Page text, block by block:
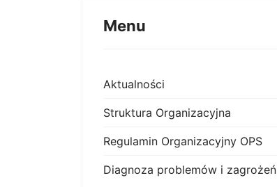
Menu
Aktualności
Struktura Organizacyjna
Regulamin Organizacyjny OPS
Diagnoza problemów i zagrożeń